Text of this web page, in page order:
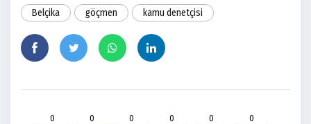
Belçika göçmen kamu denetçisi
0 0 0 0 0 0